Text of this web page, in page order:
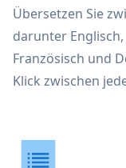
Übersetzen Sie
darunter Englisch,
Französisch und
Klick zwischen